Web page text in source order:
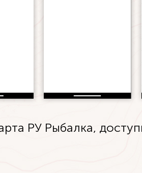
РУ Рыбалка,